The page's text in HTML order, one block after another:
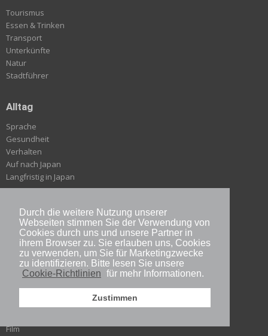
Durch die weitere Nutzung unserer
Webseiten stimmen Sie der Verwendung von
Cookies durch uns und unsere Partner in
ihrem Browser zu. Sie erlauben uns, Cookies
zu verwenden, um Sie für Marketingzwecke
zu identifizieren. Bitte lesen Sie unsere
Cookie-Richtlinien für mehr Informationen.
Zustimmen
Tourismus
Essen & Trinken
Transport
Unterkünfte
Natur
Stadtführer
Alltag
Sprache
Gesundheit
Verhalten
Auf nach Japan
Langfristig in Japan
Kultur-Erbe
Geschichte
Bräuche
Religion & Übernatürliches
Film